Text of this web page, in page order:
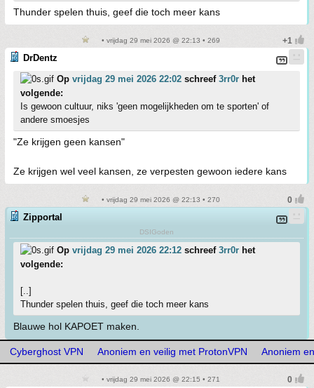
Thunder spelen thuis, geef die toch meer kans
• vrijdag 29 mei 2026 @ 22:13 • 269
DrDentz
Op vrijdag 29 mei 2026 22:02 schreef 3rr0r het
volgende:
Is gewoon cultuur, niks 'geen mogelijkheden om te sporten' of
andere smoesjes
"Ze krijgen geen kansen"
Ze krijgen wel veel kansen, ze verpesten gewoon iedere kans
• vrijdag 29 mei 2026 @ 22:13 • 270
Zipportal
DSIGoden
Op vrijdag 29 mei 2026 22:12 schreef 3rr0r het
volgende:
[..]
Thunder spelen thuis, geef die toch meer kans
Blauwe hol KAPOET maken.
Cyberghost VPN Anoniem en veilig met ProtonVPN Anoniem
• vrijdag 29 mei 2026 @ 22:15 • 271